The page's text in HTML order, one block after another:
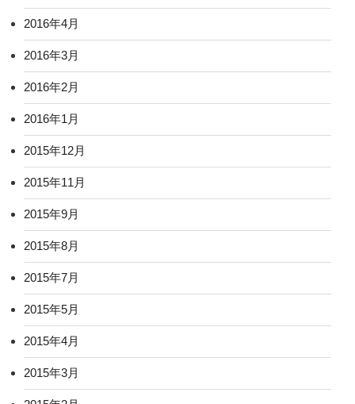
2016年4月
2016年3月
2016年2月
2016年1月
2015年12月
2015年11月
2015年9月
2015年8月
2015年7月
2015年5月
2015年4月
2015年3月